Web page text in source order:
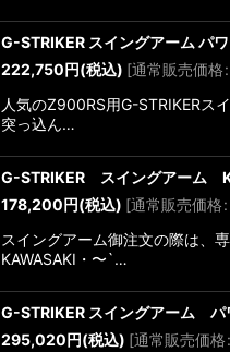
G-STRIKER スイングアーム
222,750 円(税込) [通常販売価格:
人気のZ900RS用G-STRIKERス
突っ込ん…
G-STRIKER スイングアーム
178,200 円(税込) [通常販売価格:
スイングアーム御注文の際は、
KAWASAKI・〜`…
G-STRIKER スイングアーム
295,020 円(税込) [通常販売価格: